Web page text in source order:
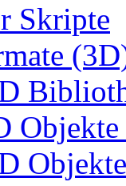
Skripte